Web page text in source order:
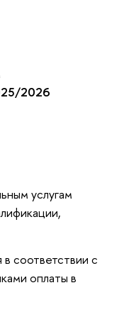
2026
услугам
соответствии с
оплаты в